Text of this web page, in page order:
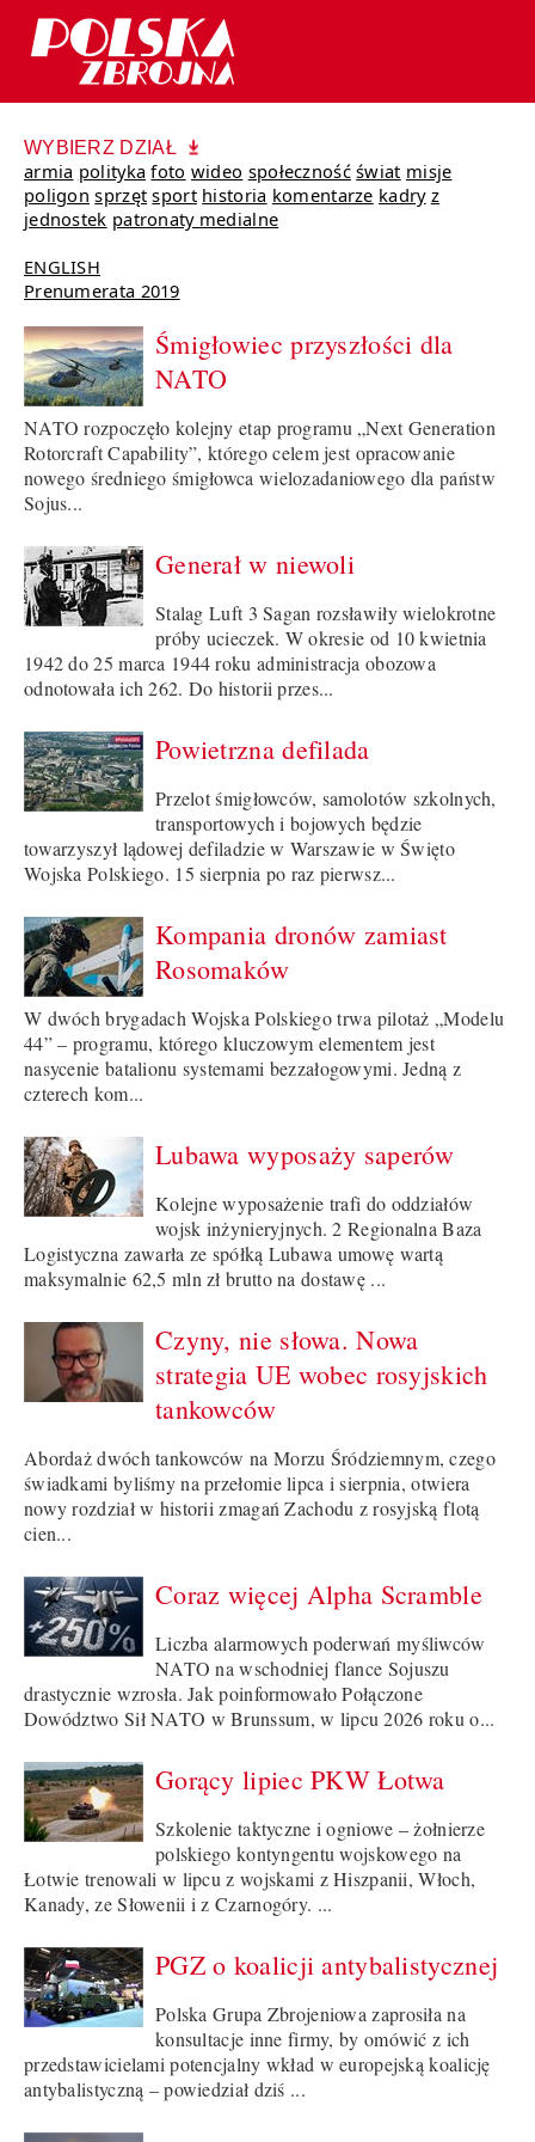
WYBIERZ DZIAŁ
armia polityka foto wideo społeczność świat misje
poligon sprzęt sport historia komentarze kadry z
jednostek patronaty medialne
ENGLISH
Prenumerata 2019
Śmigłowiec przyszłości dla
NATO
NATO rozpoczęło kolejny etap programu „Next Generation
Rotorcraft Capability”, którego celem jest opracowanie
nowego średniego śmigłowca wielozadaniowego dla państw
Sojus...
Generał w niewoli
Stalag Luft 3 Sagan rozsławiły wielokrotne
próby ucieczek. W okresie od 10 kwietnia
1942 do 25 marca 1944 roku administracja obozowa
odnotowała ich 262. Do historii przes...
Powietrzna defilada
Przelot śmigłowców, samolotów szkolnych,
transportowych i bojowych będzie
towarzyszył lądowej defiladzie w Warszawie w Święto
Wojska Polskiego. 15 sierpnia po raz pierwsz...
Kompania dronów zamiast
Rosomaków
W dwóch brygadach Wojska Polskiego trwa pilotaż „Modelu
44” – programu, którego kluczowym elementem jest
nasycenie batalionu systemami bezzałogowymi. Jedną z
czterech kom...
Lubawa wyposaży saperów
Kolejne wyposażenie trafi do oddziałów
wojsk inżynieryjnych. 2 Regionalna Baza
Logistyczna zawarła ze spółką Lubawa umowę wartą
maksymalnie 62,5 mln zł brutto na dostawę ...
Czyny, nie słowa. Nowa
strategia UE wobec rosyjskich
tankowców
Abordaż dwóch tankowców na Morzu Śródziemnym, czego
świadkami byliśmy na przełomie lipca i sierpnia, otwiera
nowy rozdział w historii zmagań Zachodu z rosyjską flotą
cien...
Coraz więcej Alpha Scramble
Liczba alarmowych poderwań myśliwców
NATO na wschodniej flance Sojuszu
drastycznie wzrosła. Jak poinformowało Połączone
Dowództwo Sił NATO w Brunssum, w lipcu 2026 roku o...
Gorący lipiec PKW Łotwa
Szkolenie taktyczne i ogniowe – żołnierze
polskiego kontyngentu wojskowego na
Łotwie trenowali w lipcu z wojskami z Hiszpanii, Włoch,
Kanady, ze Słowenii i z Czarnogóry. ...
PGZ o koalicji antybalistycznej
Polska Grupa Zbrojeniowa zaprosiła na
konsultacje inne firmy, by omówić z ich
przedstawicielami potencjalny wkład w europejską koalicję
antybalistyczną – powiedział dziś ...